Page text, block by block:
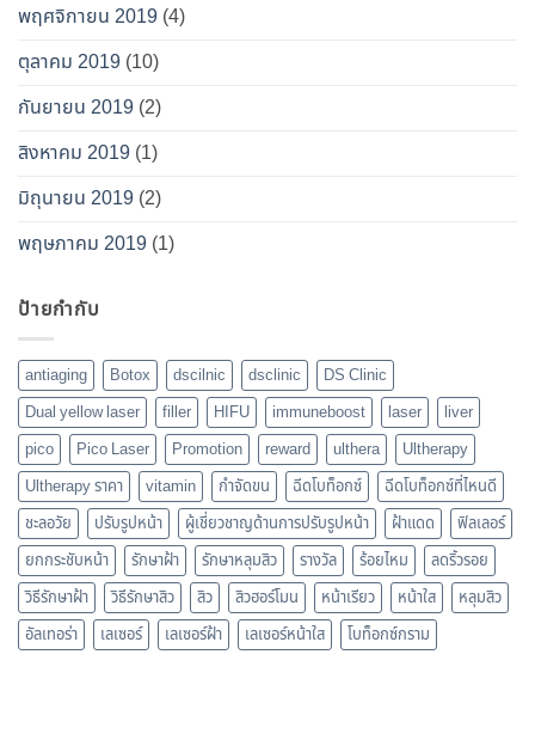
พฤศจิกายน 2019 (4)
ตุลาคม 2019 (10)
กันยายน 2019 (2)
สิงหาคม 2019 (1)
มิถุนายน 2019 (2)
พฤษภาคม 2019 (1)
ป้ายกำกับ
antiaging Botox dscilnic dsclinic
DS Clinic
Dual yellow laser
filler HIFU immuneboost laser
liver
pico
Pico Laser Promotion reward ulthera
Ultherapy
Ultherapy ราคา
vitamin กำจัดขน ฉีดโบท็อกซ์
ฉีดโบท็อกซ์ที่ไหนดี
ชะลอวัย
ปรับรูปหน้า ผู้เชี่ยวชาญด้านการปรับรูปหน้า ฝ้าแดด
ฟิลเลอร์
ยกกระชับหน้า
รักษาฝ้า รักษาหลุมสิว รางวัล ร้อยไหม
ลดริ้วรอย
วิธีรักษาฝ้า
วิธีรักษาสิว สิว สิวฮอร์โมน หน้าเรียว หน้าใส
หลุมสิว
อัลเทอร่า
เลเซอร์ เลเซอร์ฝ้า เลเซอร์หน้าใส โบท็อกซ์กราม